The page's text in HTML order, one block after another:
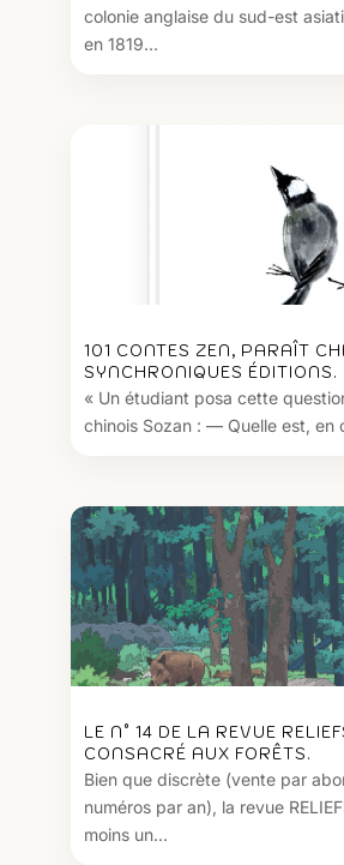
colonie anglaise du sud-est
en 1819...
101 CONTES ZEN, PARAÎT
SYNCHRONIQUES ÉDITIONS.
« Un étudiant posa cette
chinois Sozan : — Quelle est, en
LE N° 14 DE LA REVUE
CONSACRÉ AUX FORÊTS.
Bien que discrète (vente par
numéros par an), la revue
moins un...